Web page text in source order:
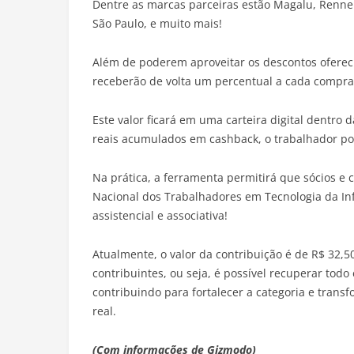
Dentre as marcas parceiras estão Magalu,
São Paulo, e muito mais!
Além de poderem aproveitar os descontos
receberão de volta um percentual a cada
Este valor ficará em uma carteira digital dentro
reais acumulados em cashback, o trabalhador
Na prática, a ferramenta permitirá que sócios e
Nacional dos Trabalhadores em Tecnologia da
assistencial e associativa!
Atualmente, o valor da contribuição é de R$
contribuintes, ou seja, é possível recuperar
contribuindo para fortalecer a categoria e
real.
(Com informações de Gizmodo)